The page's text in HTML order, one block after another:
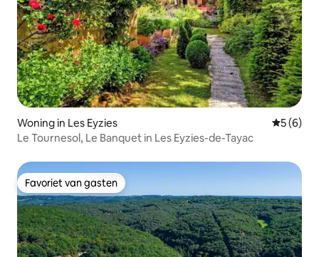
Woning in Les Eyzies
5 (6)
Le Tournesol, Le Banquet in Les Eyzies-de-Tayac
Favoriet van gasten
Favoriet van gasten